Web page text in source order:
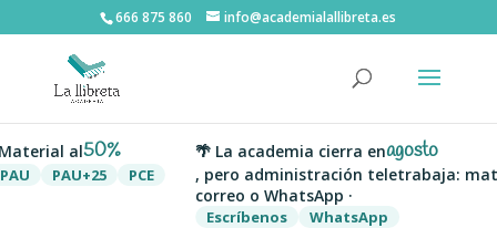
666 875 860 info@academialallibreta.es
al50%
PAU+25 PCE
🌴 La academia cierra enagosto
, pero administración teletrabaja:
correo o WhatsApp ·
Escríbenos WhatsApp